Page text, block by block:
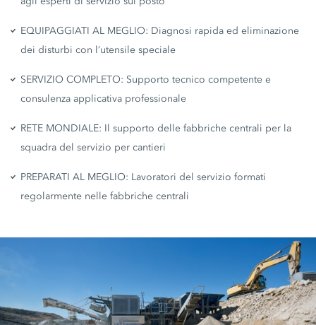
EQUIPAGGIATI AL MEGLIO: Diagnosi rapida ed eliminazione
dei disturbi con l’utensile speciale
SERVIZIO COMPLETO: Supporto tecnico competente e
consulenza applicativa professionale
RETE MONDIALE: Il supporto delle fabbriche centrali per la
squadra del servizio per cantieri
PREPARATI AL MEGLIO: Lavoratori del servizio formati
regolarmente nelle fabbriche centrali